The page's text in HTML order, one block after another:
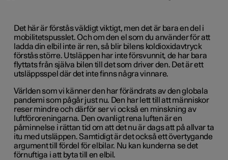
Det här är förstås väldigt viktigt, men det är bara en del i
mobilitetspusslet. Och om den el som du använder för att
ladda din elbil inte är ren, så blir bilens koldioxidavtryck
förstås större. Utsläppen har inte försvunnit, de har bara
flyttats från själva bilen till det som driver den. Det är ett
utsläppsspel där det inte finns några vinnare.
Världen som vi känner den har förändrats av den globala
pandemi som pågår just nu. Den har lett till att människor
reser mindre och därför ser vi också en minskning av
luftföroreningarna. Den ovanligt rena luften är en
påminnelse i rättan tid om att det nu är dags att på allvar ta
itu med utsläppen. Samtidigt är det också ett övertygande
argument till fördel för elbilar. Nu kan kunderna se det
förnuftiga i att byta till en elbil.